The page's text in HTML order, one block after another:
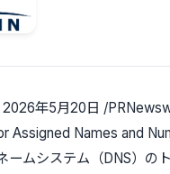
2026年5月20日 /
Assigned Names and
ームシステム（DNS）の